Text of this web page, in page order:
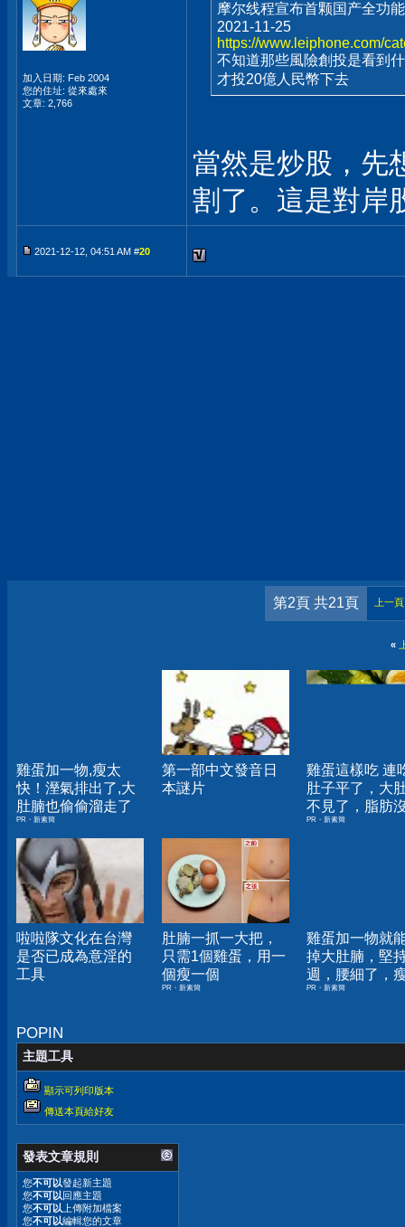
加入日期: Feb 2004
您的住址: 從來處來
文章: 2,766
摩尔线程宣布首颗国产全功
2021-11-25
https://www.leiphone.com/
不知道那些風險創投是看到
才投20億人民幣下去
當然是炒股，先
割了。這是對岸
2021-12-12, 04:51 AM #20
第2頁 共21頁 上一頁
«
雞蛋加一物,瘦太
快！溼氣排出了,大
肚腩也偷偷溜走了
PR・新素簡
第一部中文發音日
本謎片
雞蛋這樣吃 連
肚子平了，大
不見了，脂肪
了！
PR・新素簡
啦啦隊文化在台灣
是否已成為意淫的
工具
肚腩一抓一大把，
只需1個雞蛋，用一
個瘦一個
PR・新素簡
雞蛋加一物就
掉大肚腩，堅
週，腰細了，
你懷疑人生！
PR・新素簡
POPIN
主題工具
顯示可列印版本
傳送本頁給好友
發表文章規則
您不可以發起新主題
您不可以 回應主題
您不可以 上傳附加檔案
您不可以編輯您的文章